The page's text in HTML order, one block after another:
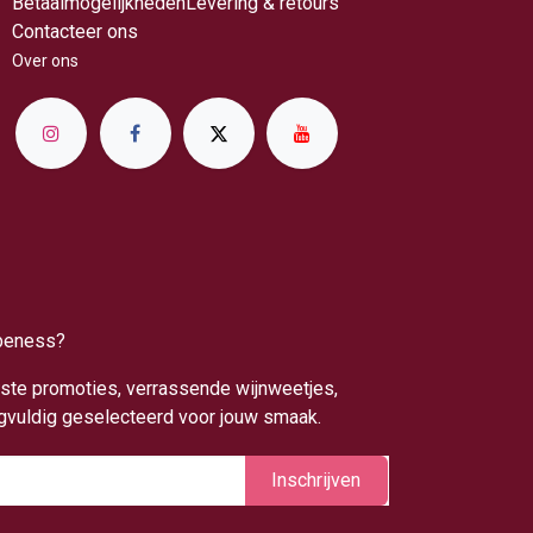
Contacteer ons
Over ​ons
promoties, verrassende wijnweetjes,
geselecteerd voor jouw smaak.
Inschrijv​​​​​​​​​​en